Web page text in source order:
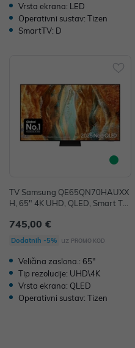
Vrsta ekrana: LED
Operativni sustav: Tizen
SmartTV: D
TV Samsung QE65QN70HAUXX
H, 65" 4K UHD, QLED, Smart TV,
745,00 €
Dodatnih -5% uz PROMO KOD
Veličina zaslona.: 65"
Tip rezolucije: UHD\4K
Vrsta ekrana: QLED
Operativni sustav: Tizen